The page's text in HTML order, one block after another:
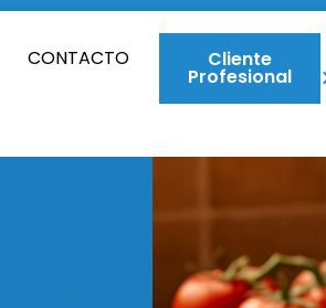
CONTACTO
Cliente
Profesional